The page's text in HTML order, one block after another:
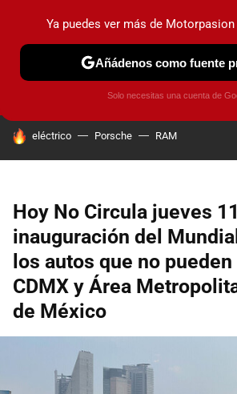
PRUEBAS INDUSTRIA HOY NO
HOY SE HABLA DE
eléctrico Porsche RAM
Hoy No Circula jueves
inauguración del
los autos que no
CDMX y Área
de México
Ya puedes ver más de
Añádenos como fuente
Solo necesitas una cuenta de